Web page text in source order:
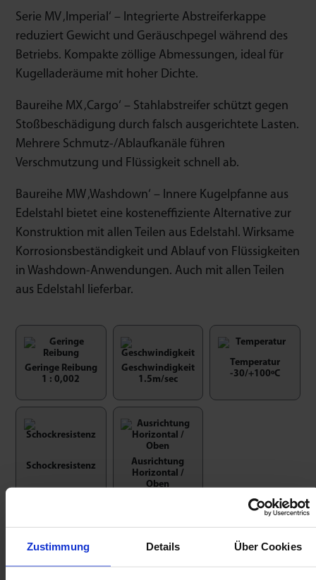
Zustimmung Details Über Cookies
Serie MV ‚Imperial‘ – Integrierte Abstreiferkappe
reduziert Gewicht und Geräuschpegel während des
Betriebs. Kompakte zöllige Abmessungen, ideal für
Kugelladeräume mit hoher Dichte.
Baureihe MX ‚Cargo‘ – Stahlabstreifer schützt gegen
Stoßbeschädigung durch falsch ausgerichtete Lasten.
Mehrere Schmutz-/Ablaufkanäle führen
Verschmutzung und Flüssigkeit schnell ab.
Baureihe MW ‚Washdown‘ – Innere Kugelpfanne aus
Edelstahl bietet eine kosteneffiziente Alternative zur
Konstruktion mit allen Teilen aus Edelstahl. Wirksame
Korrosionsbeständigkeit und Ablauf von Flüssigkeiten
in Washdown-Anwendungen. Auch mit allen Teilen
aus Edelstahl lieferbar.
Geringe Reibung
1 : 0,002
Geschwindigkeit
1.5m/sec
Temperatur
-30/+100ºC
Schockresistenz
Ausrichtung
Horizontal /
Oben
Sicherungsringe Typ ‚K‘ und ‚C‘